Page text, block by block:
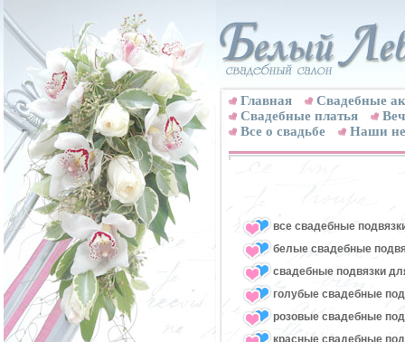
Главная
Свадебные
Cвадебные платья
Все о свадьбе
Наши
все свадебные
белые свадебные
свадебные подвязки
голубые свадебные
розовые свадебные
красные свадебные